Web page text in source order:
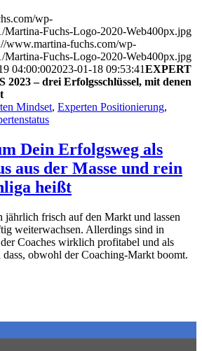
wp-
Martina-Fuchs-Logo-2020-Web400px.jpg
www.martina-fuchs.com/wp-
Martina-Fuchs-Logo-2020-Web400px.jpg
04:00:002023-01-18 09:53:41EXPERT
– drei Erfolgsschlüssel, mit denen
Mindset, Experten Positionierung,
Dein Erfolgsweg als
aus der Masse und rein
heißt
jährlich frisch auf den Markt und lassen
weiterwachsen. Allerdings sind in
Coaches wirklich profitabel und als
obwohl der Coaching-Markt boomt.